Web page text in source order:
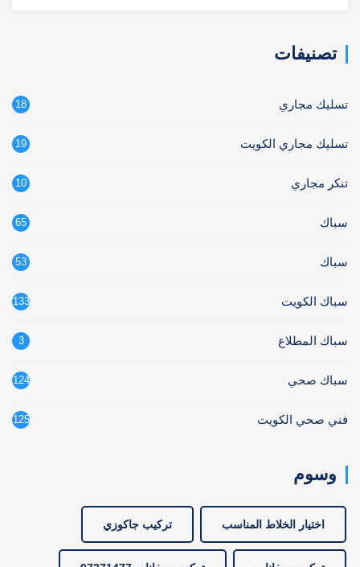
تصنيفات
تسليك مجاري 18
تسليك مجاري الكويت 19
تنكر مجاري 10
سباك 65
سباك 53
سباك الكويت 133
سباك المطلاع 3
سباك صحي 124
فني صحي الكويت 125
وسوم
اختيار الخلاط المناسب تركيب جاكوزي